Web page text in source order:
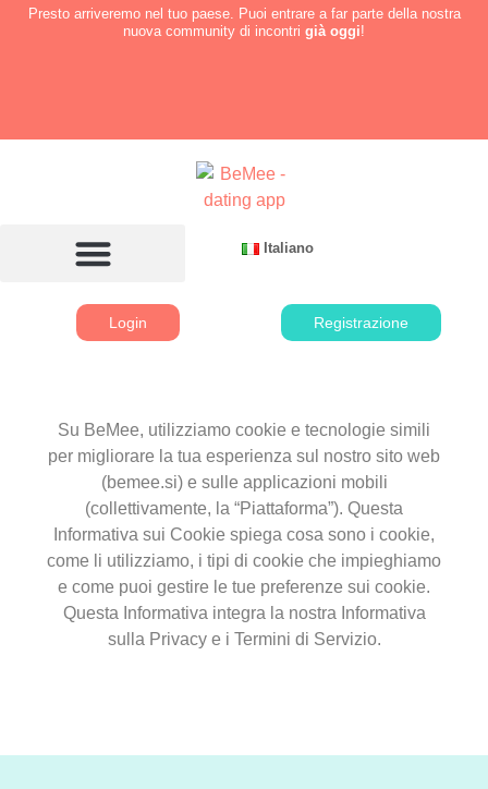
Presto arriveremo nel tuo paese. Puoi entrare a far parte della nostra
nuova community di incontri già oggi!
Italiano
Login Registrazione
Su BeMee, utilizziamo cookie e tecnologie simili
per migliorare la tua esperienza sul nostro sito web
(bemee.si) e sulle applicazioni mobili
(collettivamente, la “Piattaforma”). Questa
Informativa sui Cookie spiega cosa sono i cookie,
come li utilizziamo, i tipi di cookie che impieghiamo
e come puoi gestire le tue preferenze sui cookie.
Questa Informativa integra la nostra Informativa
sulla Privacy e i Termini di Servizio.